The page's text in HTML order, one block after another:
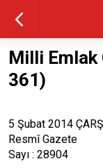
Milli Emlak
361)
5 Şubat 2014
Resmî Gazete
Sayı : 28904